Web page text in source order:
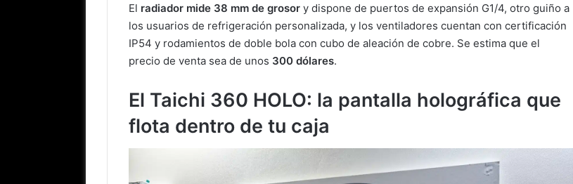
El radiador mide 38 mm de grosor y dispone de puertos de expansión G1/4, otro guiño a
los usuarios de refrigeración personalizada, y los ventiladores cuentan con certificación
IP54 y rodamientos de doble bola con cubo de aleación de cobre. Se estima que el
precio de venta sea de unos 300 dólares.
El Taichi 360 HOLO: la pantalla holográfica que
flota dentro de tu caja